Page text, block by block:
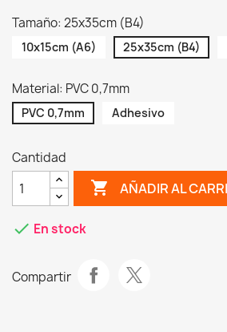
Tamaño: 25x35cm (B4)
10x15cm (A6) 25x35cm (B4)
Material: PVC 0,7mm
PVC 0,7mm Adhesivo
Cantidad
shopping_cart AÑADIR AL
check En stock
Compartir